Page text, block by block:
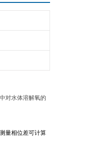
对水体溶解氧的
量相位差可计算